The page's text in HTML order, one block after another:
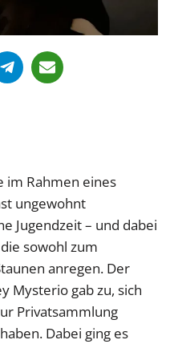
im Rahmen eines
ungewohnt
Jugendzeit – und dabei
sowohl zum
anregen. Der
Mysterio gab zu, sich
Privatsammlung
Dabei ging es